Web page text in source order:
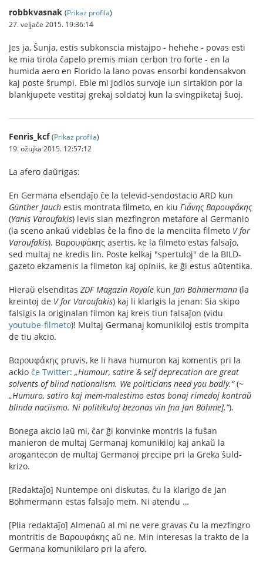
robbkvasnak (Prikaz profila)
27. veljače 2015. 19:36:14
Jes ja, Ŝunja, estis subkonscia mistajpo - hehehe - povas esti
ke mia tirola ĉapelo premis mian cerbon tro forte - en la
humida aero en Florido la lano povas ensorbi kondensakvon
kaj poste ŝrumpi. Eble mi jodlos survoje iun sirtakion por la
blankjupete vestitaj grekaj soldatoj kun la svingpiketaj ŝuoj.
Fenris_kcf (Prikaz profila)
19. ožujka 2015. 12:57:12
La afero daŭrigas:
En Germana elsendaĵo ĉe la televid-sendostacio ARD kun
Günther Jauch estis montrata filmeto, en kiu Γιάνης Βαρουφάκης
(Yanis Varoufakis) levis sian mezfingron metafore al Germanio
(la sceno ankaŭ videblas ĉe la fino de la menciita filmeto V for
Varoufakis). Βαρουφάκης asertis, ke la filmeto estas falsaĵo,
sed multaj ne kredis lin. Poste kelkaj "spertuloj" de la BILD-
gazeto ekzamenis la filmeton kaj opiniis, ke ĝi estus aŭtentika.
Hieraŭ elsenditas ZDF Magazin Royale kun Jan Böhmermann (la
kreintoj de V for Varoufakis) kaj li klarigis la jenan: Sia skipo
falsigis la originalan filmon kaj kreis tiun falsaĵon (vidu
youtube-filmeto)! Multaj Germanaj komunikiloj estis trompita
de tiu akcio.
Βαρουφάκης pruvis, ke li hava humuron kaj komentis pri la
ackio ĉe Twitter: „Humour, satire & self deprecation are great
solvents of blind nationalism. We politicians need you badly.“(~
„Humuro, satiro kaj mem-malestimo estas bonaj rimedoj kontraŭ
blinda naciismo. Ni politikuloj bezonas vin [na Jan Böhme].“).
Bonega akcio laŭ mi, ĉar ĝi konvinke montris la fuŝan
manieron de multaj Germanaj komunikiloj kaj ankaŭ la
arogantecon de multaj Germanoj precipe pri la Greka ŝuld-
krizo.
[Redaktaĵo] Nuntempe oni diskutas, ĉu la klarigo de Jan
Böhmermann estas falsaĵo mem. Ni atendu …
[Plia redaktaĵo] Almenaŭ al mi ne vere gravas ĉu la mezfingro
montritis de Βαρουφάκης aŭ ne. Min interesas la trakto de la
Germana komunikilaro pri la afero.